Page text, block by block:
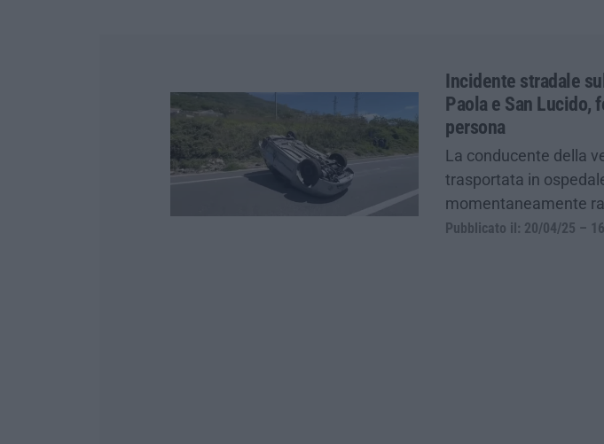
Incidente stradale
Paola e San Lucido,
persona
La conducente della
trasportata in
momentaneamente
Pubblicato il: 20/04/25 –